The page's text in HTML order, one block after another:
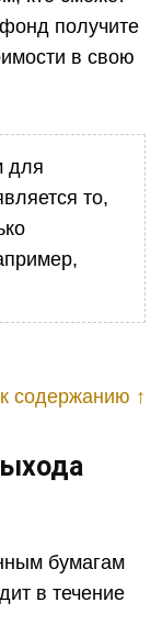
получите
в свою
для
то,
содержанию ↑
бумагам
в течение